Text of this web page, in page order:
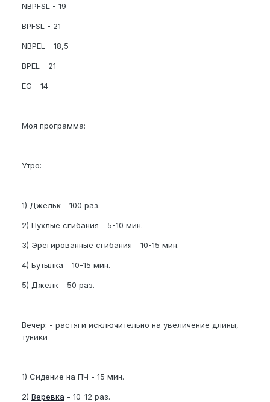
NBPFSL - 19
BPFSL - 21
NBPEL - 18,5
BPEL - 21
EG - 14
Моя программа:
Утро:
1) Джельк - 100 раз.
2) Пухлые сгибания - 5-10 мин.
3) Эрегированные сгибания - 10-15 мин.
4) Бутылка - 10-15 мин.
5) Джелк - 50 раз.
Вечер: - растяги исключительно на увеличение длины,
туники
1) Сидение на ПЧ - 15 мин.
2) Веревка - 10-12 раз.